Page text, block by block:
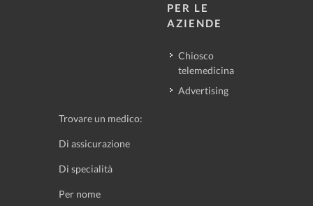
PER LE
AZIENDE
Chiosco
telemedicina
Advertising
Trovare un medico:
Di assicurazione
Di specialità
Per nome